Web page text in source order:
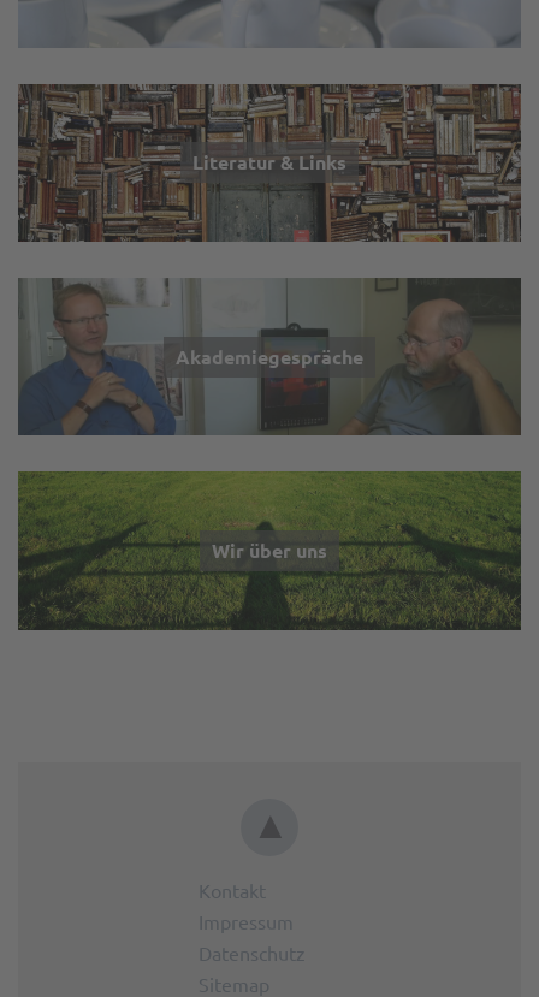
Literatur & Links
Akademiegespräche
Wir über uns
Kontakt
Impressum
Datenschutz
Sitemap
▲